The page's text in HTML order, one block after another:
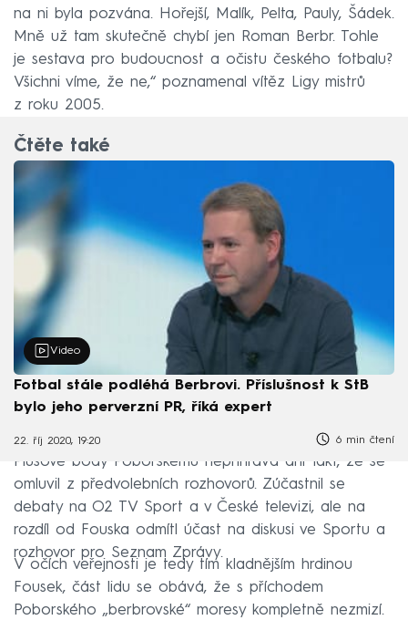
na ni byla pozvána. Hořejší, Malík, Pelta, Pauly, Šádek.
Mně už tam skutečně chybí jen Roman Berbr. Tohle
je sestava pro budoucnost a očistu českého fotbalu?
Všichni víme, že ne,“ poznamenal vítěz Ligy mistrů
z roku 2005.
Čtěte také
Video
Fotbal stále podléhá Berbrovi. Příslušnost k StB
bylo jeho perverzní PR, říká expert
22. říj 2020, 19:20 6 min čtení
Plusové body Poborskému nepřihrává ani fakt, že se
omluvil z předvolebních rozhovorů. Zúčastnil se
debaty na O2 TV Sport a v České televizi, ale na
rozdíl od Fouska odmítl účast na diskusi ve Sportu a
rozhovor pro Seznam Zprávy.
V očích veřejnosti je tedy tím kladnějším hrdinou
Fousek, část lidu se obává, že s příchodem
Poborského „berbrovské“ moresy kompletně nezmizí.